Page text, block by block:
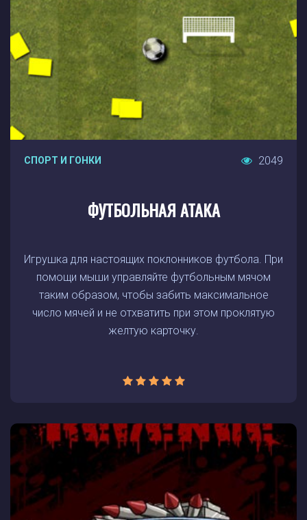
СПОРТ И ГОНКИ 2049
ФУТБОЛЬНАЯ АТАКА
Игрушка для настоящих поклонников футбола. При
помощи мыши управляйте футбольным мячом
таким образом, чтобы забить максимальное
число мячей и не отхватить при этом проклятую
желтую карточку.